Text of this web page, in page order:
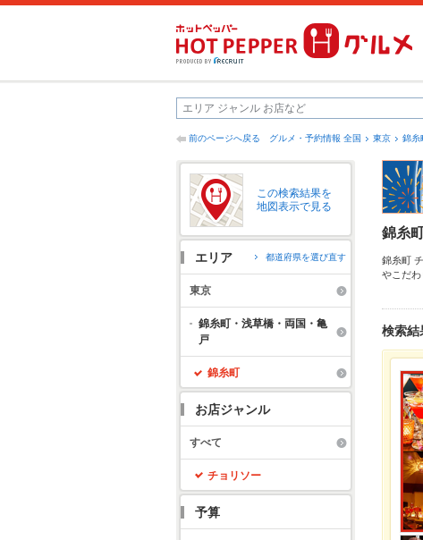
前のページへ戻る グルメ・予約情報 全国 東京 錦糸
この検索結果を
地図表示で見る
エリア 都道府県を選び直す
東京
錦糸町・浅草橋・両国・亀
戸
錦糸町
お店ジャンル
すべて
チョリソー
予算
錦糸
錦糸町
やこだ
お店も
検索結